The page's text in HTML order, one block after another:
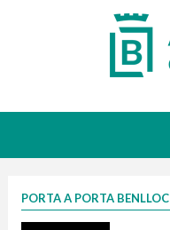
PORTA A PORTA BENLLOC